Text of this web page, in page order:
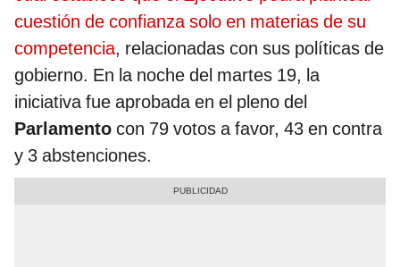
cuestión de confianza solo en materias de su
competencia, relacionadas con sus políticas de
gobierno. En la noche del martes 19, la
iniciativa fue aprobada en el pleno del
Parlamento con 79 votos a favor, 43 en contra
y 3 abstenciones.